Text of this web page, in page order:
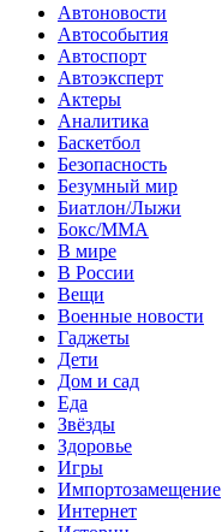
Автоновости
Автособытия
Автоспорт
Автоэксперт
Актеры
Аналитика
Баскетбол
Безопасность
Безумный мир
Биатлон/Лыжи
Бокс/MMA
В мире
В России
Вещи
Военные новости
Гаджеты
Дети
Дом и сад
Еда
Звёзды
Здоровье
Игры
Импортозамещение
Интернет